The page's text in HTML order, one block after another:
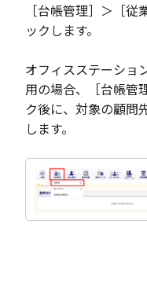
［台帳管理］＞［従
ックします。
オフィスステーショ
用の場合、［台帳管
ク後に、対象の顧問
します。